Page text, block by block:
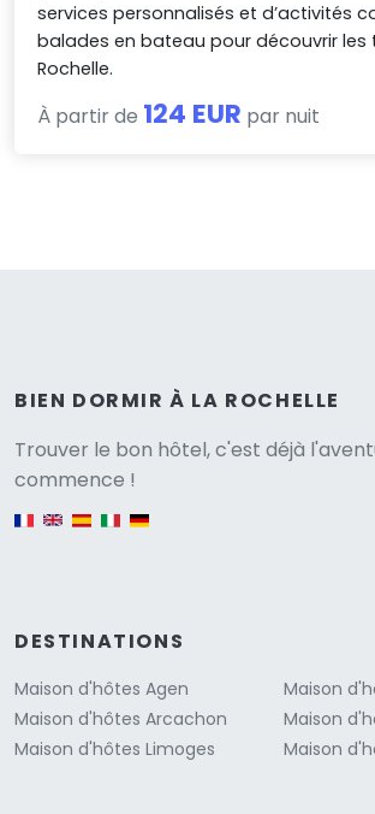
services personnalisés et d’activités
balades en bateau pour découvrir les
Rochelle.
À partir de 124 EUR par nuit
BIEN DORMIR À LA ROCHELLE
Trouver le bon hôtel, c'est déjà
commence !
DESTINATIONS
Maison d'hôtes Agen
Maison d'hôtes Arcachon
Maison d'hôtes Limoges
Maison
Maison
Maison